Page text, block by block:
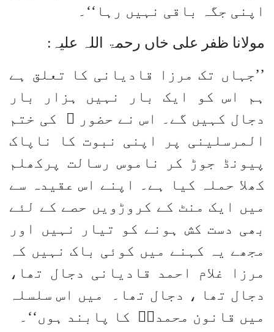
اپنی جگہ باقی نہیں رہا‘‘۔
مولانا ظفر علی خاں رحمۃ اللہ علیہ:
’’جہاں تک مرزا قادیانی کا تعلق ہے
ہم اس کو ایک بار نہیں ہزار بار
دجال کہیں گے۔ اس نے حضور ؐ کی ختم
المرسلینی پر اپنی نبوت کا ناپاک
پیونڈ جوڑ کر ناموس رسالت پرکھلم
کھلا حملہ کیا ہے۔ اپنے اس عقیدہ سے
میں ایک منٹ کے کروڑویں حصے کے لئے
بھی دست کش ہونے کو تیار نہیں اور
مجھے یہ کہنے میں کوئی باک نہیں کہ
مرزا غلام احمد قادیانی دجال تھا،
دجال تھا ، دجال تھا۔ میں اس سلسلہ
میں قانون محمدیؐ کا پابند ہوں‘‘۔